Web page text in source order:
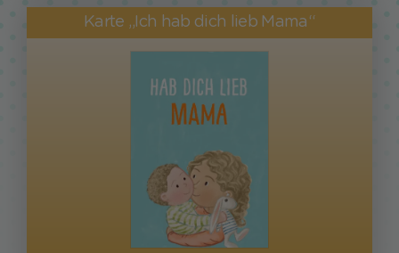
Karte „Ich hab dich lieb Mama“